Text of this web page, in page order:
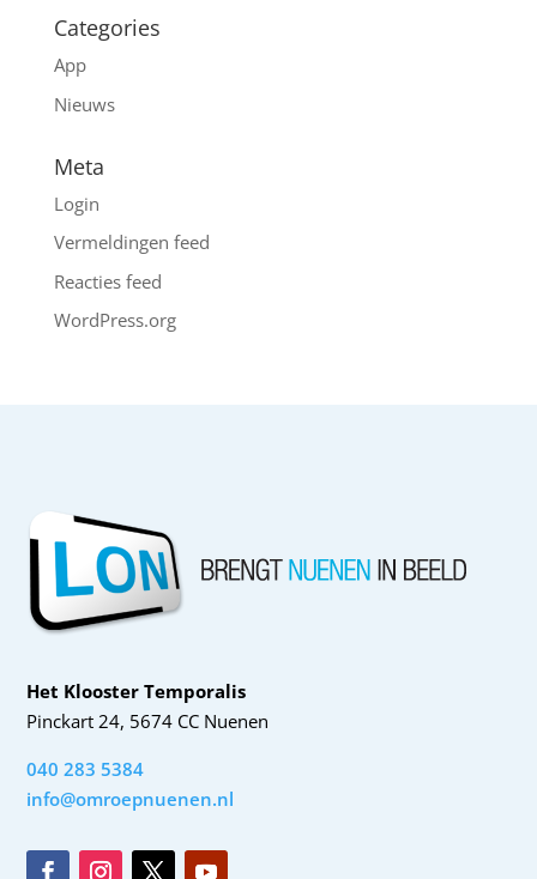
Categories
App
Nieuws
Meta
Login
Vermeldingen feed
Reacties feed
WordPress.org
Het Klooster Temporalis
Pinckart 24, 5674 CC Nuenen
040 283 5384
info@omroepnuenen.nl